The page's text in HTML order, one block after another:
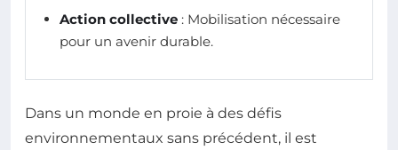
Action collective : Mobilisation nécessaire
pour un avenir durable.
Dans un monde en proie à des défis
environnementaux sans précédent, il est